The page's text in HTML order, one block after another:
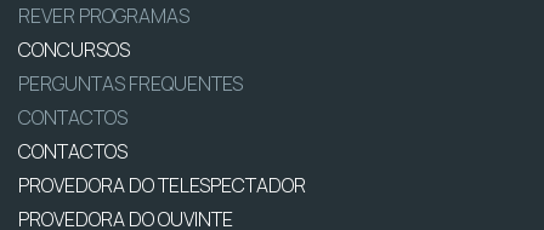
REVER PROGRAMAS
CONCURSOS
PERGUNTAS FREQUENTES
CONTACTOS
CONTACTOS
PROVEDORA DO TELESPECTADOR
PROVEDORA DO OUVINTE